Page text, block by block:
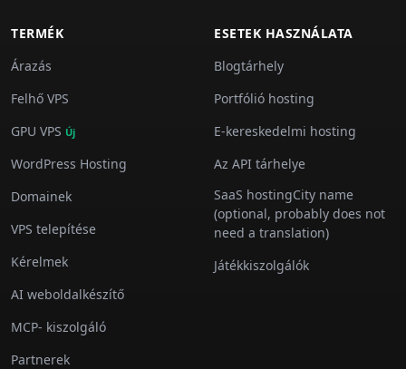
TERMÉK
Árazás
Felhő VPS
GPU VPS Új
WordPress Hosting
Domainek
VPS telepítése
Kérelmek
AI weboldalkészítő
MCP- kiszolgáló
Partnerek
ESETEK HASZNÁLATA
Blogtárhely
Portfólió hosting
E-kereskedelmi hosting
Az API tárhelye
SaaS hostingCity name
(optional, probably does not
need a translation)
Játékkiszolgálók